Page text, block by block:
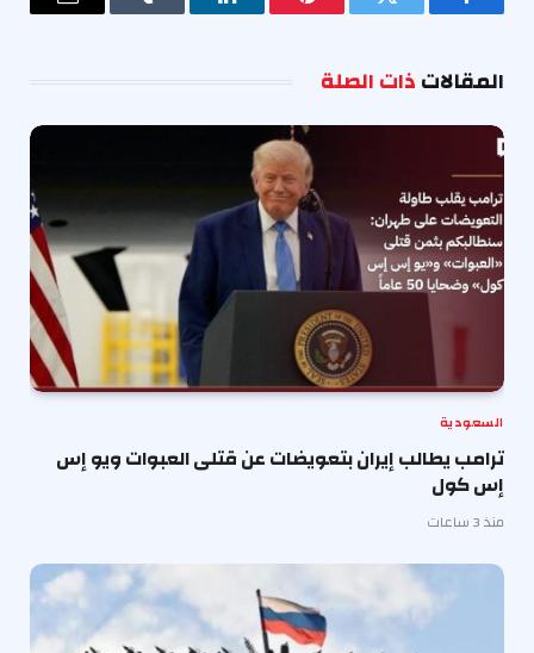
فيسبوك تويتر بينتيريستلينكدإن Tumblr
البريد
المقالاتذات الصلة
السعودية
ترامب يطالب إيران بتعويضات عن قتلى العبوات ويو إس
إس كول
منذ 3 ساعات